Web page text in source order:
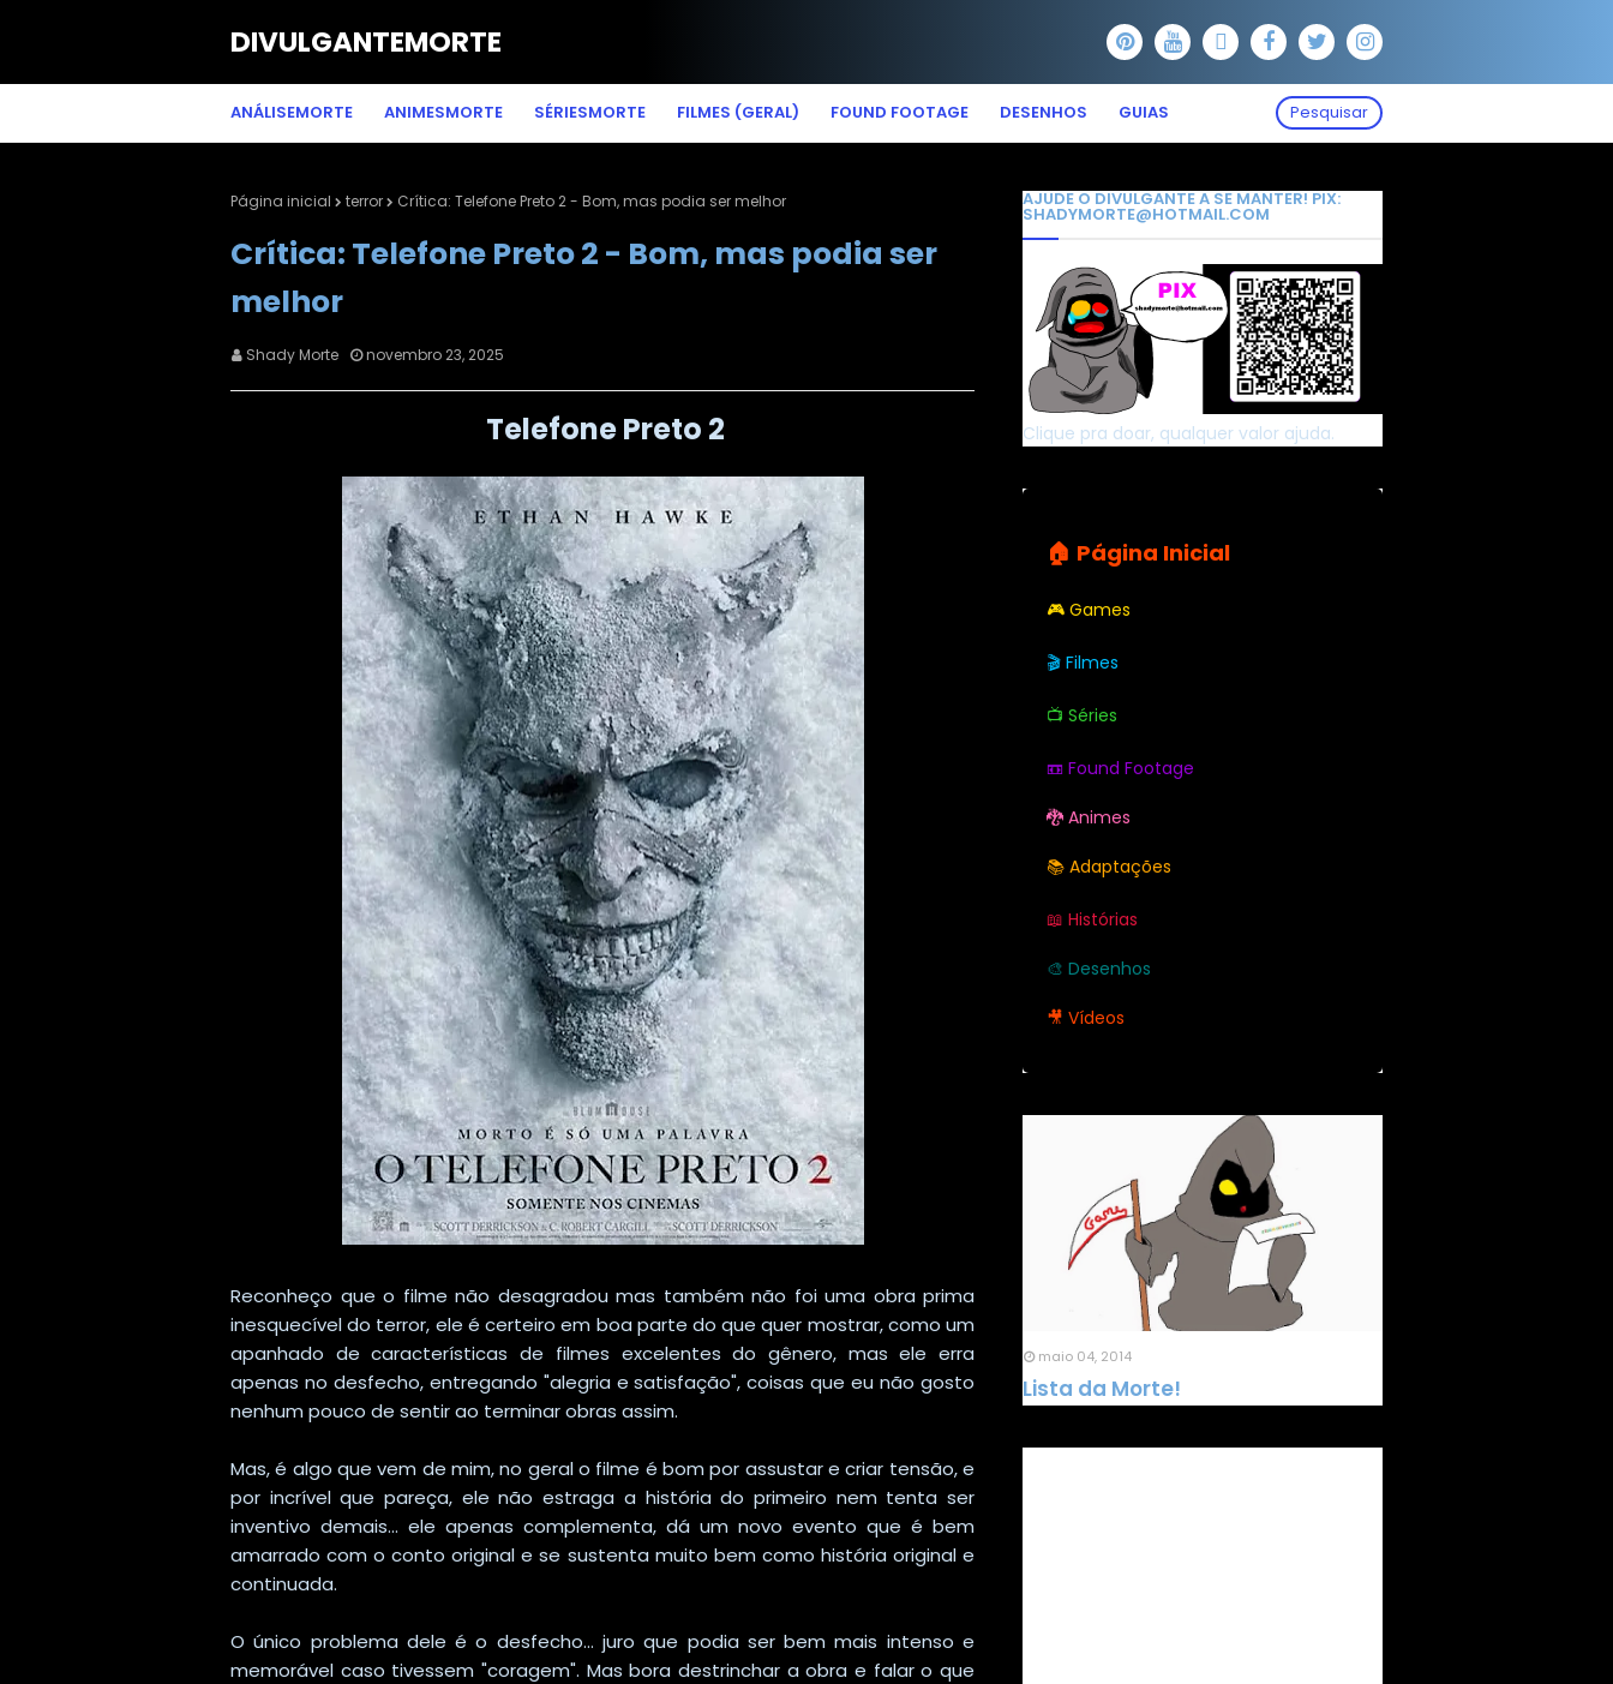
DIVULGANTEMORTE
ANÁLISEMORTE ANIMESMORTE SÉRIESMORTE FILMES (GERAL) FOUND FOOTAGE DESENHOS GUIAS Pesquisar
Página inicial terror Crítica: Telefone Preto 2 - Bom, mas podia ser melhor
Crítica: Telefone Preto 2 - Bom, mas podia ser
melhor
Shady Morte novembro 23, 2025
Telefone Preto 2
Reconheço que o filme não desagradou mas também não foi uma obra prima
inesquecível do terror, ele é certeiro em boa parte do que quer mostrar, como um
apanhado de características de filmes excelentes do gênero, mas ele erra
apenas no desfecho, entregando "alegria e satisfação", coisas que eu não gosto
nenhum pouco de sentir ao terminar obras assim.
Mas, é algo que vem de mim, no geral o filme é bom por assustar e criar tensão, e
por incrível que pareça, ele não estraga a história do primeiro nem tenta ser
inventivo demais... ele apenas complementa, dá um novo evento que é bem
amarrado com o conto original e se sustenta muito bem como história original e
continuada.
O único problema dele é o desfecho... juro que podia ser bem mais intenso e
memorável caso tivessem "coragem". Mas bora destrinchar a obra e falar o que
AJUDE O DIVULGANTE A SE MANTER! PIX:
SHADYMORTE@HOTMAIL.COM
Clique pra doar, qualquer valor ajuda.
🏠 Página Inicial
🎮 Games
🎬 Filmes
📺 Séries
📼 Found Footage
🐉 Animes
📚 Adaptações
📖 Histórias
🎨 Desenhos
🎥 Vídeos
maio 04, 2014
Lista da Morte!